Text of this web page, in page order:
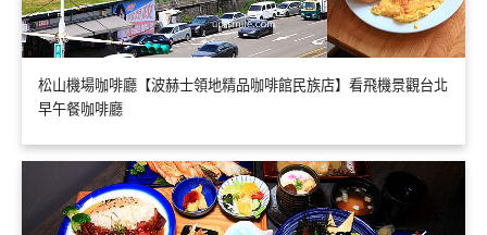
松山機場咖啡廳【波赫士領地精品咖啡館民族店】看飛機景觀台北
早午餐咖啡廳